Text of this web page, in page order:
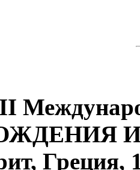
Греция,